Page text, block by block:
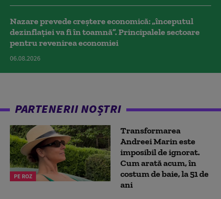
Nazare prevede creștere economică: „începutul
dezinflației va fi în toamnă”. Principalele sectoare
pentru revenirea economiei
06.08.2026
PARTENERII NOȘTRI
PE ROZ
Transformarea
Andreei Marin este
imposibil de ignorat.
Cum arată acum, în
costum de baie, la 51 de
ani